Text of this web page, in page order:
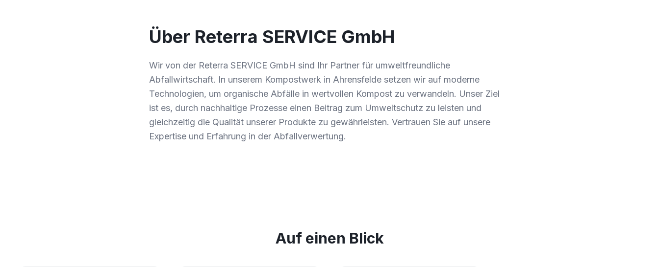
Über Reterra SERVICE GmbH
Wir von der Reterra SERVICE GmbH sind Ihr Partner für umweltfreundliche
Abfallwirtschaft. In unserem Kompostwerk in Ahrensfelde setzen wir auf moderne
Technologien, um organische Abfälle in wertvollen Kompost zu verwandeln. Unser Ziel
ist es, durch nachhaltige Prozesse einen Beitrag zum Umweltschutz zu leisten und
gleichzeitig die Qualität unserer Produkte zu gewährleisten. Vertrauen Sie auf unsere
Expertise und Erfahrung in der Abfallverwertung.
Auf einen Blick